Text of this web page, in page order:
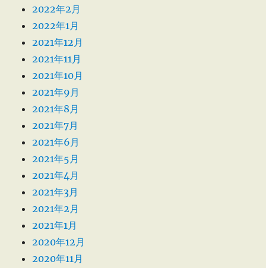
2022年2月
2022年1月
2021年12月
2021年11月
2021年10月
2021年9月
2021年8月
2021年7月
2021年6月
2021年5月
2021年4月
2021年3月
2021年2月
2021年1月
2020年12月
2020年11月